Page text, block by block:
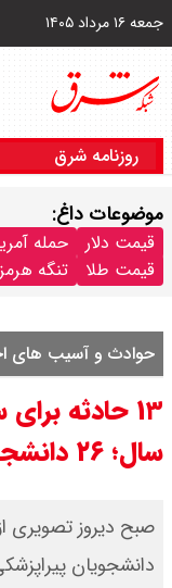
جمعه ۱۶ مرداد ۱۴۰۵
روزنامه شرق
موضوعات داغ:
قیمت دلار حمله
قیمت طلا
تنگه هرمز
حوادث و آسیب های
سال؛ ۲۶ دانشجو به کام مرگ رفتند
صبح دیروز تصویری
دانشجویان